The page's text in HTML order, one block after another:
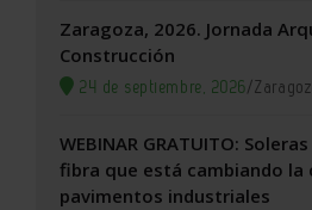
Zaragoza, 2026. Jornada
Construcción
24 de septiembre, 2026/
WEBINAR GRATUITO:
fibra que está cambiando la
pavimentos industriales